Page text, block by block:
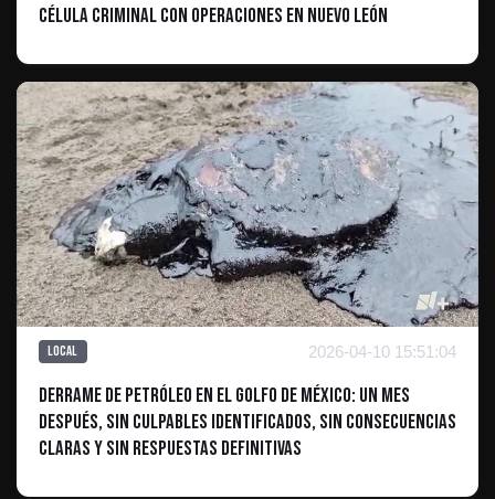
Célula Criminal con Operaciones en Nuevo León
Local 2026-04-10 15:51:04
Derrame de petróleo en el Golfo de México: un mes
después, sin culpables identificados, sin consecuencias
claras y sin respuestas definitivas